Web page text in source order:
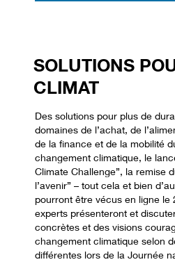
SOLUTIONS
CLIMAT
Des solutions pour plus de
domaines de l’achat, de
de la finance et de la mobilité
changement climatique, le
Climate Challenge”, la remise
l’avenir” – tout cela et bien
pourront être vécus en ligne le
experts présenteront et
concrètes et des visions
changement climatique selon
différentes lors de la Journée